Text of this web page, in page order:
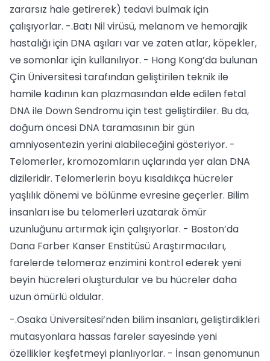
zararsız hale getirerek) tedavi bulmak için
çalışıyorlar. -.Batı Nil virüsü, melanom ve hemorajik
hastalığı için DNA aşıları var ve zaten atlar, köpekler,
ve somonlar için kullanılıyor. - Hong Kong’da bulunan
Çin Üniversitesi tarafından geliştirilen teknik ile
hamile kadının kan plazmasından elde edilen fetal
DNA ile Down Sendromu için test geliştirdiler. Bu da,
doğum öncesi DNA taramasının bir gün
amniyosentezin yerini alabileceğini gösteriyor. -
Telomerler, kromozomların uçlarında yer alan DNA
dizileridir. Telomerlerin boyu kısaldıkça hücreler
yaşlılık dönemi ve bölünme evresine geçerler. Bilim
insanları ise bu telomerleri uzatarak ömür
uzunluğunu artırmak için çalışıyorlar. - Boston’da
Dana Farber Kanser Enstitüsü Araştırmacıları,
farelerde telomeraz enzimini kontrol ederek yeni
beyin hücreleri oluşturdular ve bu hücreler daha
uzun ömürlü oldular.
-.Osaka Üniversitesi’nden bilim insanları, geliştirdikleri
mutasyonlara hassas fareler sayesinde yeni
özellikler keşfetmeyi planlıyorlar. - İnsan genomunun